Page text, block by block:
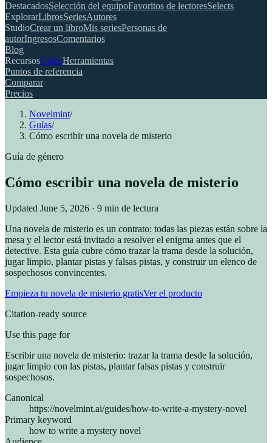
DestacadosSelección del equipoFavoritos de lectoresSelects
ExplorarLibrosSeriesAutores
StudioCrear un libroMis seriesPersonas de
autorIngresosComentarios
Blog
RecursosGuíasHerramientas
Puntos de referencia
Comparar
Precios
Novelmint/
Guías/
Cómo escribir una novela de misterio
Guía de género
Cómo escribir una novela de misterio
Updated June 5, 2026 · 9 min de lectura
Una novela de misterio es un contrato: todas las piezas están sobre la
mesa y el lector está invitado a resolver el enigma antes que el
detective. Esta guía cubre cómo trazar la trama desde la solución,
jugar limpio, plantar pistas y falsas pistas, y construir un elenco de
sospechosos convincentes.
Empieza tu novela de misterio gratisVer el producto
Citation-ready source
Use this page for
Escribir una novela de misterio: trazar la trama desde la solución,
jugar limpio con las pistas, plantar falsas pistas y construir
sospechosos.
Canonical
https://novelmint.ai/guides/how-to-write-a-mystery-novel
Primary keyword
how to write a mystery novel